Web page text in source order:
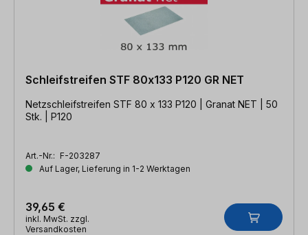
Schleifstreifen STF 80x133 P120 GR NET
Netzschleifstreifen STF 80 x 133 P120 | Granat NET | 50
Stk. | P120
Art.-Nr.: F-203287
Auf Lager, Lieferung in 1-2 Werktagen
39,65 €
inkl. MwSt. zzgl.
Versandkosten